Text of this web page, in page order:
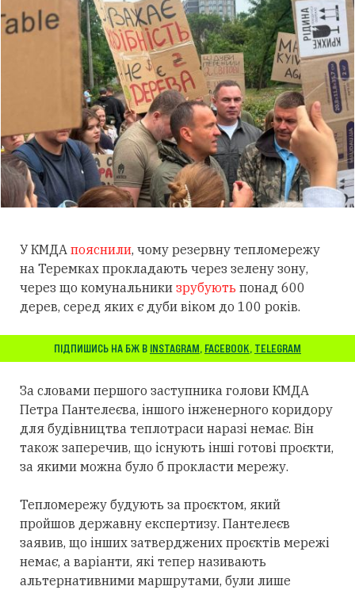
У КМДА пояснили, чому резервну тепломережу
на Теремках прокладають через зелену зону,
через що комунальники зрубують понад 600
дерев, серед яких є дуби віком до 100 років.
ПІДПИШИСЬ НА БЖ В INSTAGRAM, FACEBOOK, TELEGRAM
За словами першого заступника голови КМДА
Петра Пантелеєва, іншого інженерного коридору
для будівництва теплотраси наразі немає. Він
також заперечив, що існують інші готові проєкти,
за якими можна було б прокласти мережу.
Тепломережу будують за проєктом, який
пройшов державну експертизу. Пантелеєв
заявив, що інших затверджених проєктів мережі
немає, а варіанти, які тепер називають
альтернативними маршрутами, були лише